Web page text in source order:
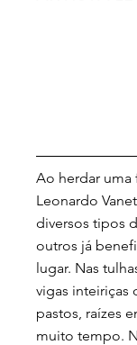
Ao herdar uma
Leonardo
diversos tipos
outros já
lugar. Nas
vigas inteiriças
pastos, raízes
muito tempo.